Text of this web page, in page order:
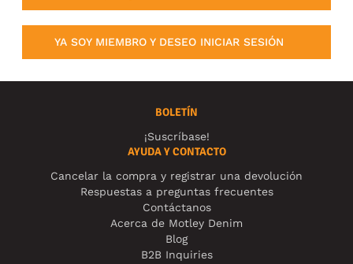
YA SOY MIEMBRO Y DESEO INICIAR SESIÓN
BOLETÍN
¡Suscríbase!
AYUDA Y CONTACTO
Cancelar la compra y registrar una devolución
Respuestas a preguntas frecuentes
Contáctanos
Acerca de Motley Denim
Blog
B2B Inquiries